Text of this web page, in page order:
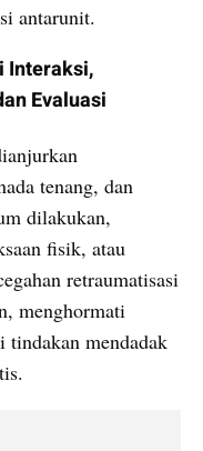
antarunit.
Interaksi,
Evaluasi
tenang, dan
dilakukan,
fisik, atau
retraumatisasi
menghormati
tindakan mendadak